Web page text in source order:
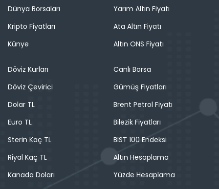
Dünya Borsaları
Kripto Fiyatları
Künye
Yarım Altın Fiyatı
Ata Altın Fiyatı
Altın ONS Fiyatı
Döviz Kurları
Döviz Çevirici
Dolar TL
Euro TL
Sterin Kaç TL
Riyal Kaç TL
Kanada Doları
Canlı Borsa
Gümüş Fiyatları
Brent Petrol Fiyatı
Bilezik Fiyatları
BIST 100 Endeksi
Altın Hesaplama
Yüzde Hesaplama